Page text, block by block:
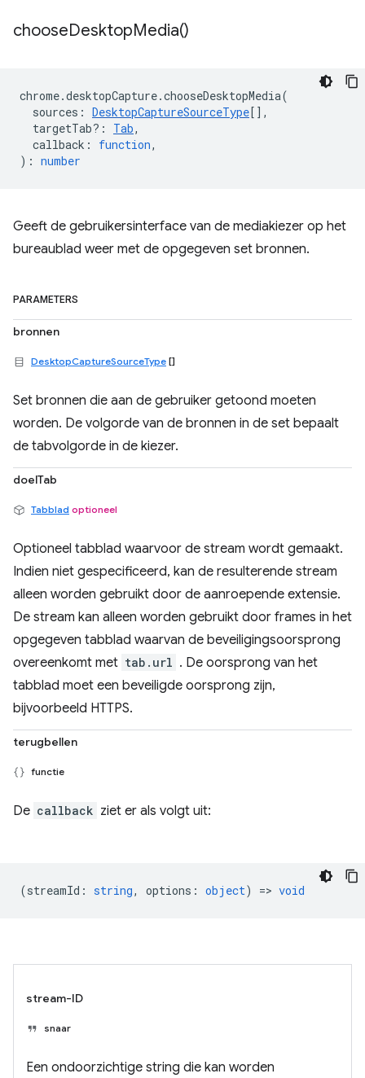
chooseDesktopMedia()
chrome.desktopCapture.chooseDesktopMedia(
sources : DesktopCaptureSourceType[],
targetTab? : Tab,
callback : function,
) : number
Geeft de gebruikersinterface van de mediakiezer op het
bureaublad weer met de opgegeven set bronnen.
PARAMETERS
bronnen
DesktopCaptureSourceType []
Set bronnen die aan de gebruiker getoond moeten
worden. De volgorde van de bronnen in de set bepaalt
de tabvolgorde in de kiezer.
doelTab
Tabblad optioneel
Optioneel tabblad waarvoor de stream wordt gemaakt.
Indien niet gespecificeerd, kan de resulterende stream
alleen worden gebruikt door de aanroepende extensie.
De stream kan alleen worden gebruikt door frames in het
opgegeven tabblad waarvan de beveiligingsoorsprong
overeenkomt met tab.url . De oorsprong van het
tabblad moet een beveiligde oorsprong zijn,
bijvoorbeeld HTTPS.
terugbellen
functie
De callback ziet er als volgt uit:
(streamId : string, options : object) => void
stream-ID
snaar
Een ondoorzichtige string die kan worden